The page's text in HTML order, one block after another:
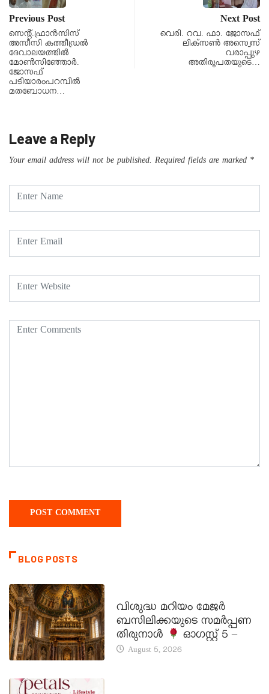
Previous Post
സെന്റ്.ഫ്രാൻസിസ്
അസീസി കത്തീഡ്രൽ
ദേവാലയത്തിൽ
മോൺസിഞ്ഞോർ.
ജോസഫ്
പടിയാരംപറമ്പിൽ
മതബോധന…
Next Post
വെരി. റവ. ഫാ. ജോസഫ്
ലിക്സൺ അസ്വെസ്
വരാപ്പുഴ
അതിരൂപതയുടെ…
Leave a Reply
Your email address will not be published. Required fields are marked *
BLOG POSTS
വിശുദ്ധ മറിയം മേജർ
ബസിലിക്കയുടെ സമർപ്പണ
തിരുനാൾ
ഓഗസ്റ്റ് 5 –
August 5, 2026